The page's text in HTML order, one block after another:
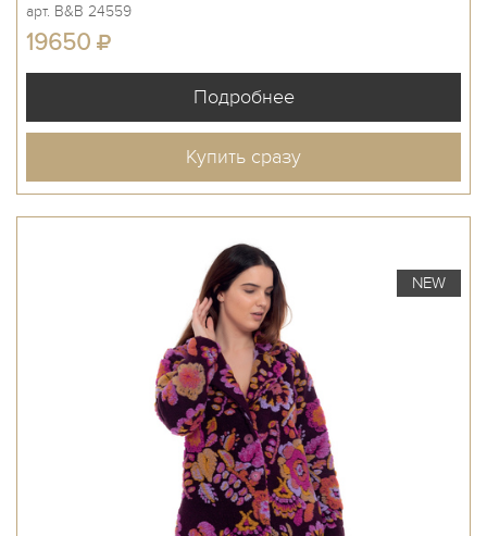
арт. B&B 24559
19650
Купить сразу
NEW